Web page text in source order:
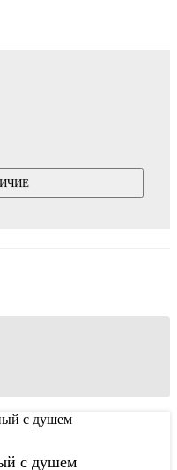
с душем